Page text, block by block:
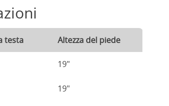
testa Altezza del piede
19"
19"